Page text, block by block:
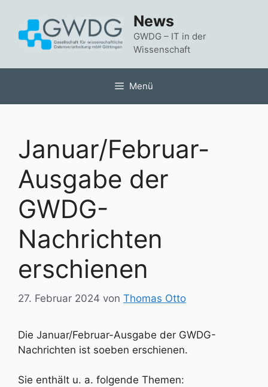
springen
News
GWDG – IT in der
Wissenschaft
Menü
Januar/Februar-
Ausgabe der
GWDG-
Nachrichten
erschienen
27. Februar 2024 von Thomas Otto
Die Januar/Februar-Ausgabe der GWDG-
Nachrichten ist soeben erschienen.
Sie enthält u. a. folgende Themen: